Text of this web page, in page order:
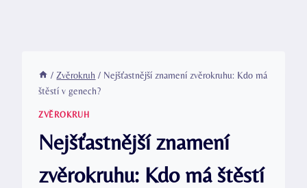
/ Zvěrokruh / Nejšťastnější znamení zvěrokruhu: Kdo má
štěstí v genech?
ZVĚROKRUH
Nejšťastnější znamení
zvěrokruhu: Kdo má štěstí